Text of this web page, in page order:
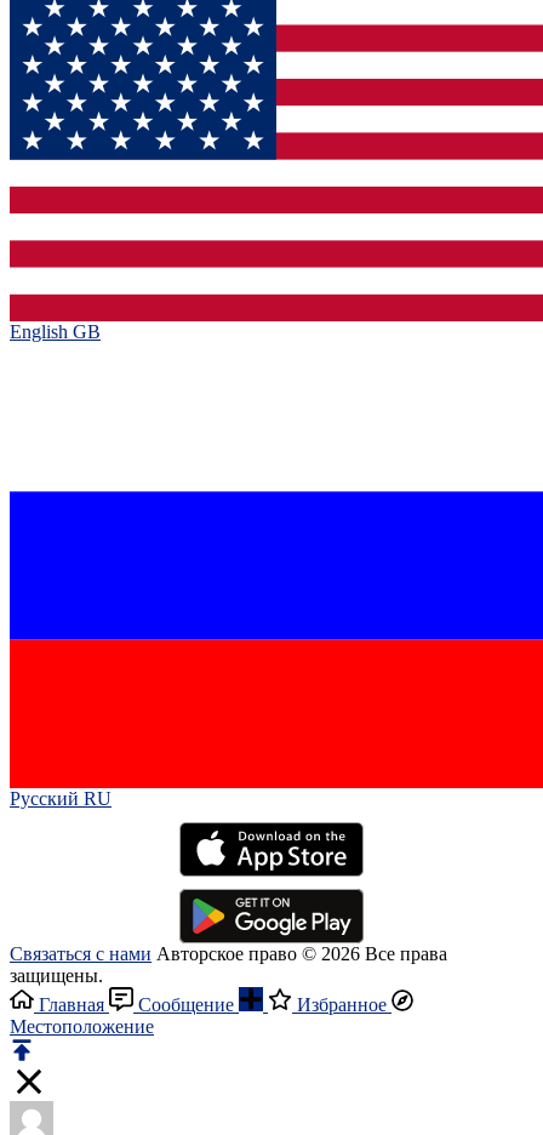
English GB‎
Русский RU‎
Связаться с нами Авторское право © 2026 Все права
защищены.
Главная
Сообщение
Избранное
Местоположение